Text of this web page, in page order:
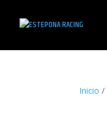
Inicio /